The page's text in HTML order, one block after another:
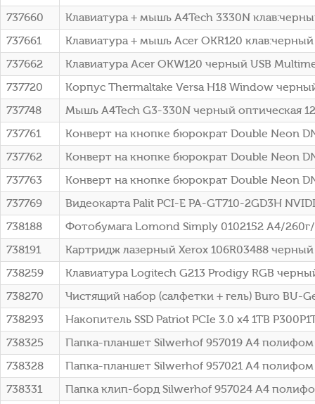
737660
Клавиатура + мышь A4Tech 3330N
737661
Клавиатура + мышь Acer OKR120
737662
Клавиатура Acer OKW120 черный USB
737720
Корпус Thermaltake Versa H18 Window
737748
Мышь A4Tech G3-330N черный оптическая
737761
Конверт на кнопке бюрократ Double Neon
737762
Конверт на кнопке бюрократ Double Neon
737763
Конверт на кнопке бюрократ Double Neon
737769
Видеокарта Palit PCI-E PA-GT710-2GD3H
738188
Фотобумага Lomond Simply 0102152 A4/
738191
Картридж лазерный Xerox 106R03488 черный
738259
Клавиатура Logitech G213 Prodigy RGB
738270
Чистящий набор (салфетки + гель) Buro BU-
738293
Накопитель SSD Patriot PCIe 3.0 x4 1TB
738325
Папка-планшет Silwerhof 957019 A4
738328
Папка-планшет Silwerhof 957021 A4
738331
Папка клип-борд Silwerhof 957024 A4